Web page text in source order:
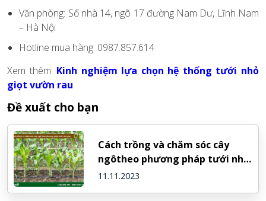
Văn phòng: Số nhà 14, ngõ 17 đường Nam Dư, Lĩnh Nam
– Hà Nội
Hotline mua hàng: 0987.857.614
Xem thêm: Kinh nghiệm lựa chọn hệ thống tưới nhỏ
giọt vườn rau
Đề xuất cho bạn
Cách trồng và chăm sóc cây
ngôtheo phương pháp tưới nhỏ
giọt
11.11.2023